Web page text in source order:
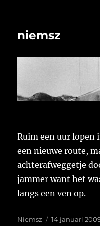
niemsz
Ruim een uur lopen
een nieuwe route,
achterafweggetje
jammer want het
langs een ven op.
Auteur
Niemsz
Geplaatst
14 januari